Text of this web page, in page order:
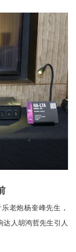
老炮杨奎峰先生，
达人胡鸿哲先生引人